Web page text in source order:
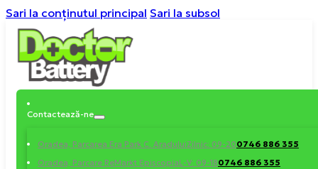
Sari la conținutul principal Sari la subsol
Contactează-ne
Oradea, Parcarea Era Park C. AraduluiZilnic: 09-200746 886 355
Oradea, Parcare ReMarkt EpiscopiaL-V: 09-180746 886 355